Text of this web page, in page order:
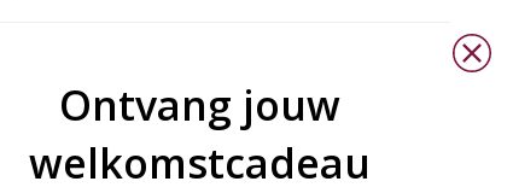
Ontvang jouw
welkomstcadeau